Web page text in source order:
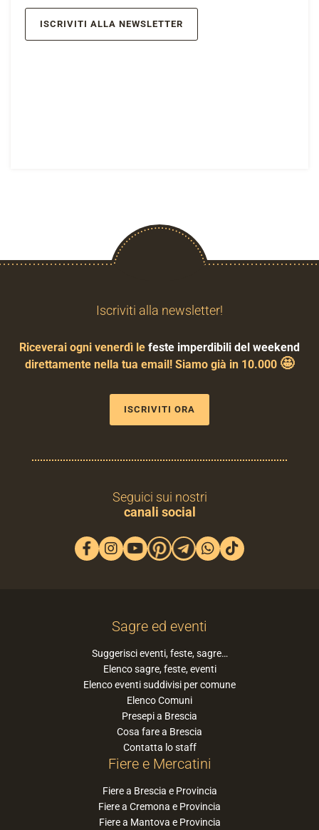
ISCRIVITI ALLA NEWSLETTER
Iscriviti alla newsletter!
Riceverai ogni venerdì le feste imperdibili del weekend
direttamente nella tua email! Siamo già in 10.000 🤩
ISCRIVITI ORA
Seguici sui nostri
canali social
Sagre ed eventi
Suggerisci eventi, feste, sagre…
Elenco sagre, feste, eventi
Elenco eventi suddivisi per comune
Elenco Comuni
Presepi a Brescia
Cosa fare a Brescia
Contatta lo staff
Fiere e Mercatini
Fiere a Brescia e Provincia
Fiere a Cremona e Provincia
Fiere a Mantova e Provincia